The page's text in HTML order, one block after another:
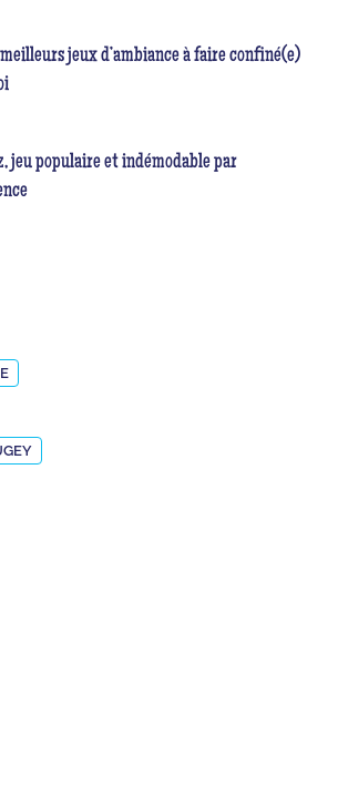
jeux d’ambiance à faire confiné(e)
jeu populaire et indémodable par